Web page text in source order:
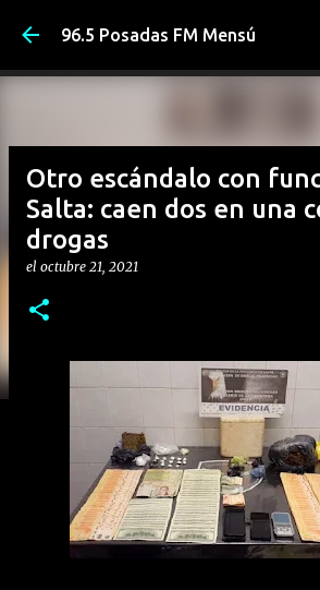
Ir al contenido
96.5 Posadas FM Mensú
Otro escándalo con
Salta: caen dos en una
drogas
el octubre 21, 2021